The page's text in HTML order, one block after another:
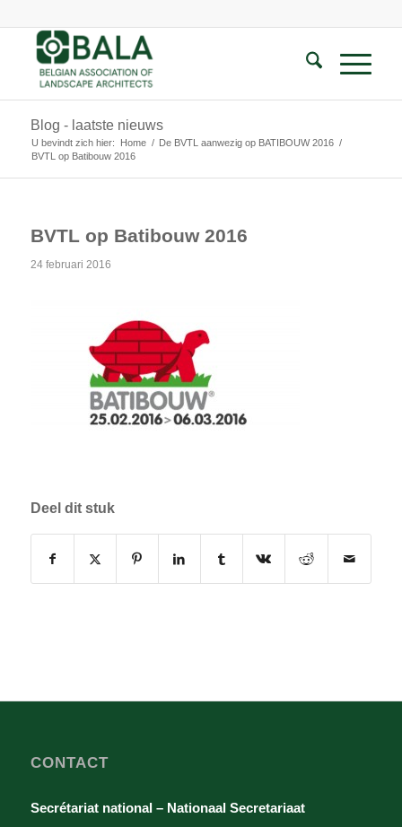
Blog - laatste nieuws
U bevindt zich hier: Home / De BVTL aanwezig op BATIBOUW 2016 /
BVTL op Batibouw 2016
BVTL op Batibouw 2016
24 februari 2016
Deel dit stuk
CONTACT
Secrétariat national – Nationaal Secretariaat